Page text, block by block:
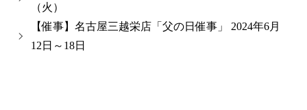
（火）
【催事】名古屋三越栄店「父の日催事」 2024年6月
12日～18日